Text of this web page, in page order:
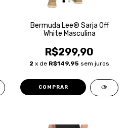
Bermuda Lee® Sarja Off
White Masculina
R$299,90
2 x de R$149,95 sem juros
COMPRAR